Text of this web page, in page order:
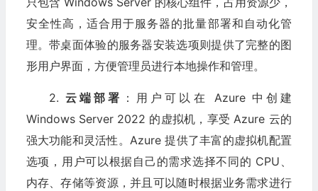
安全性高，适合用于服务器的批量部署和自动化管
理。带桌面体验的服务器安装选项则提供了完整的图
形用户界面，方便管理员进行本地操作和管理。
2. 云端部署 ：用户可以在 Azure 中创建
Windows Server 2022 的虚拟机，享受 Azure 云的
强大功能和灵活性。Azure 提供了丰富的虚拟机配置
选项，用户可以根据自己的需求选择不同的 CPU、
内存、存储等资源，并且可以随时根据业务需求进行